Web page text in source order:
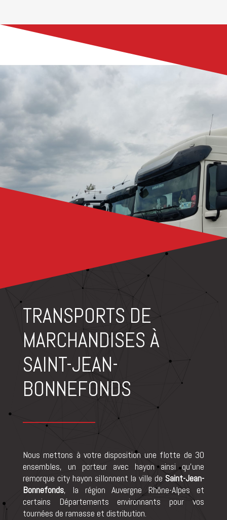
TRANSPORTS DE
MARCHANDISES À
SAINT-JEAN-
BONNEFONDS
Nous mettons à votre disposition une flotte de 30
ensembles, un porteur avec hayon ainsi qu’une
remorque city hayon sillonnent la ville deSaint-Jean-
Bonnefonds, la région Auvergne Rhône-Alpes et
certains Départements environnants pour vos
tournées de ramasse et distribution.